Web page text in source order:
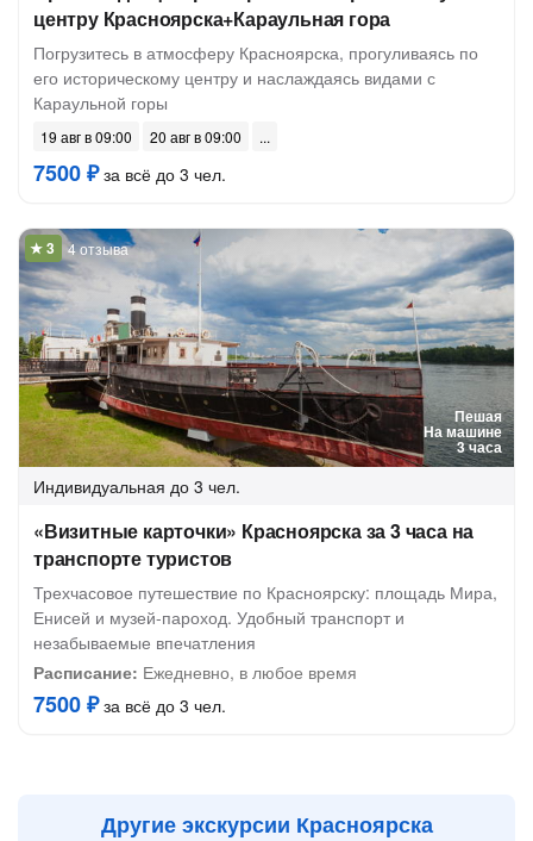
центру Красноярска+Караульная гора
Погрузитесь в атмосферу Красноярска, прогуливаясь по
его историческому центру и наслаждаясь видами с
Караульной горы
19 авг в 09:00 20 авг в 09:00
7500 ₽за всё до 3 чел.
Пешая
На машине
3 часа
4 отзыва
Индивидуальная до 3 чел.
«Визитные карточки» Красноярска за 3 часа на
транспорте туристов
Трехчасовое путешествие по Красноярску: площадь Мира,
Енисей и музей-пароход. Удобный транспорт и
незабываемые впечатления
Расписание: Ежедневно, в любое время
7500 ₽за всё до 3 чел.
Другие экскурсии Красноярска